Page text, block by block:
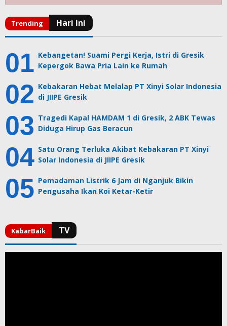
Kebangetan! Suami Pergi Kerja, Istri di Gresik
Kepergok Bawa Pria Lain ke Rumah
Kebakaran Hebat Melalap PT Xinyi Solar Indonesia
di JIIPE Gresik
Tragedi Kapal HAMDAM 1 di Gresik, 2 ABK Tewas
Diduga Hirup Gas Beracun
Satu Orang Terluka Akibat Kebakaran PT Xinyi
Solar Indonesia di JIIPE Gresik
Pemadaman Listrik 6 Jam di Nganjuk Bikin
Pengusaha Ikan Koi Ketar-Ketir